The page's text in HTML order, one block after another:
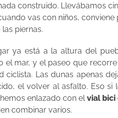
construido. Llevábamos
vas con niños,
piernas.
ya está a la altura del
el mar, y el paseo que
ciclista. Las dunas apenas
el volver al asfalto. Eso si
enlazado con elvial bici
combinar varios.